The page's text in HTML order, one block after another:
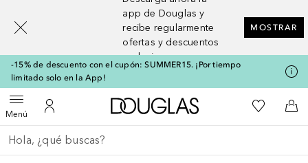
app de Douglas y
recibe regularmente
ofertas y descuentos
exclusivos
MOSTRAR
-15% de descuento con el cupón: SUMMER15. ¡Por tiempo
limitado solo en la App!
MenúAbrir menúMi cuenta
A Douglas HomeMi lista de
A
Regresar
Ejecutar búsqueda
[navigation.slideout.screenreader]